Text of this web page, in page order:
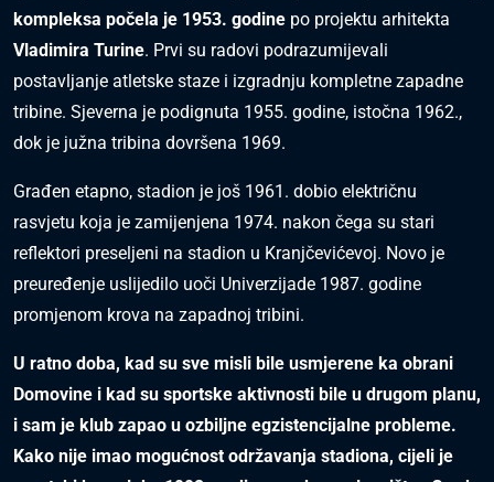
kompleksa počela je 1953. godine po projektu arhitekta
Vladimira Turine. Prvi su radovi podrazumijevali
postavljanje atletske staze i izgradnju kompletne zapadne
tribine. Sjeverna je podignuta 1955. godine, istočna 1962.,
dok je južna tribina dovršena 1969.
Građen etapno, stadion je još 1961. dobio električnu
rasvjetu koja je zamijenjena 1974. nakon čega su stari
reflektori preseljeni na stadion u Kranjčevićevoj. Novo je
preuređenje uslijedilo uoči Univerzijade 1987. godine
promjenom krova na zapadnoj tribini.
U ratno doba, kad su sve misli bile usmjerene ka obrani
Domovine i kad su sportske aktivnosti bile u drugom planu,
i sam je klub zapao u ozbiljne egzistencijalne probleme.
Kako nije imao mogućnost održavanja stadiona, cijeli je